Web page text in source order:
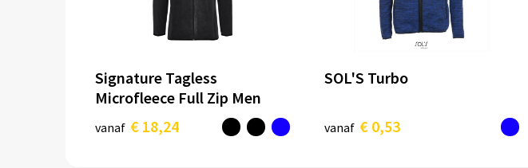
Signature Tagless
Microfleece Full Zip Men
vanaf € 18,24
SOL'S Turbo
vanaf € 0,53